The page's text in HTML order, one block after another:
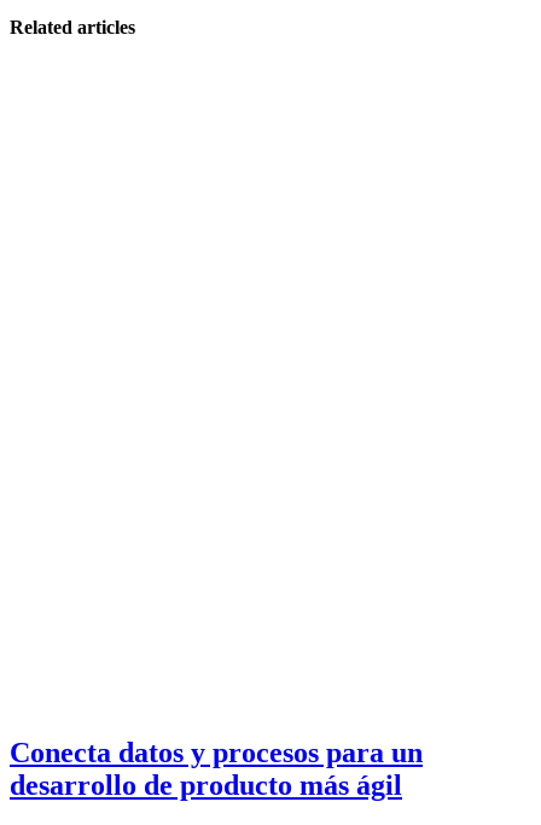
Related articles
Conecta datos y procesos para un
desarrollo de producto más ágil